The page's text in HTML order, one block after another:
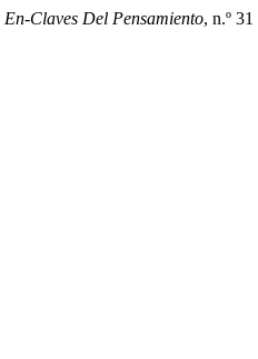
En-Claves Del Pensamiento, n.º